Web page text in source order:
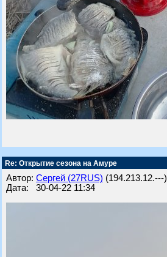
Re: Открытие сезона на Амуре
Автор: Сергей (27RUS) (194.213.12.---)
Дата: 30-04-22 11:34